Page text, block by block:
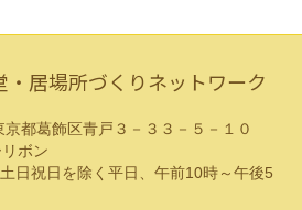
居場所づくりネットワーク
京都葛飾区青戸３－３３－５－１０
ボン
日祝日を除く平日、午前10時～午後5